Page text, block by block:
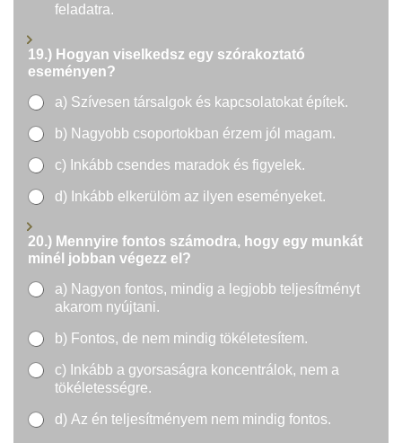
feladatra.
19.) Hogyan viselkedsz egy szórakoztató
eseményen?
a) Szívesen társalgok és kapcsolatokat építek.
b) Nagyobb csoportokban érzem jól magam.
c) Inkább csendes maradok és figyelek.
d) Inkább elkerülöm az ilyen eseményeket.
20.) Mennyire fontos számodra, hogy egy munkát
minél jobban végezz el?
a) Nagyon fontos, mindig a legjobb teljesítményt
akarom nyújtani.
b) Fontos, de nem mindig tökéletesítem.
c) Inkább a gyorsaságra koncentrálok, nem a
tökéletességre.
d) Az én teljesítményem nem mindig fontos.